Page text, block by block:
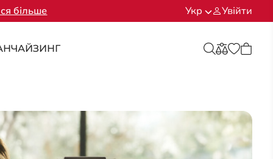
більше Укр Увійти